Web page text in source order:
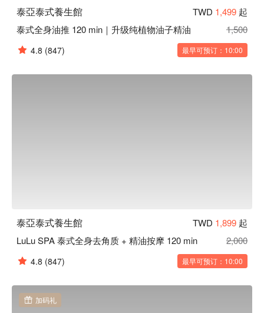
泰亞泰式養生館 TWD 1,499 起
泰式全身油推 120 min｜升级纯植物油子精油
1,500
4.8 (847) 最早可预订：10:00
泰亞泰式養生館 TWD 1,899 起
LuLu SPA 泰式全身去角质 + 精油按摩 120 min
2,000
4.8 (847) 最早可预订：10:00
加码礼